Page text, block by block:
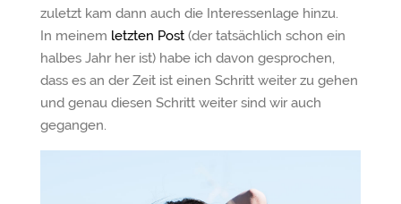
zuletzt kam dann auch die Interessenlage hinzu.
In meinem letzten Post(der tatsächlich schon ein
halbes Jahr her ist) habe ich davon gesprochen,
dass es an der Zeit ist einen Schritt weiter zu gehen
und genau diesen Schritt weiter sind wir auch
gegangen.